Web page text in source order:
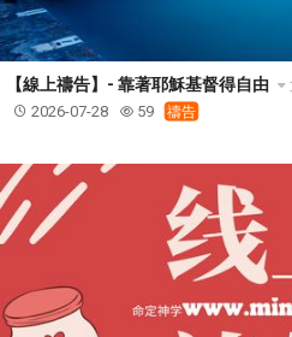
Y136課程 - 如何學習
研習會01 - 如何讀聖經
研習會
研習會01 - 得勝教會的啟示
研習
研習會02 - 得著命定成為祝福
研習會02 - 得勝教會的啟示
研習
研習會03 - 醫治釋放特會
研習會
【線上禱告】- 靠著耶穌基督得自由
2026-07-28 59 禱告